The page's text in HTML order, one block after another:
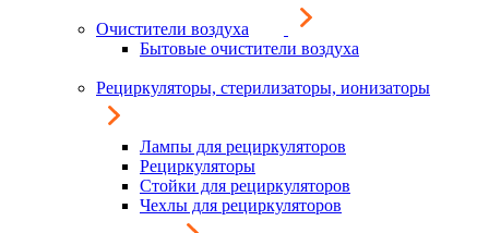
Очистители воздуха
Бытовые очистители воздуха
Рециркуляторы, стерилизаторы, ионизаторы
Лампы для рециркуляторов
Рециркуляторы
Стойки для рециркуляторов
Чехлы для рециркуляторов